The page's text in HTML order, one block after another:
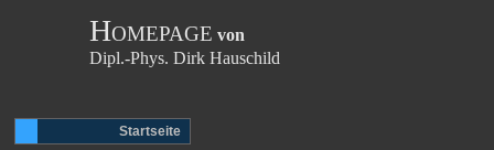
HOMEPAGE von
Dipl.-Phys. Dirk Hauschild
Startseite